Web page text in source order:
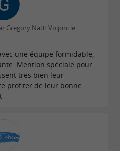
Gregory Nath Volpini le
une équipe formidable,
Mention spéciale pour
tres bien leur
profiter de leur bonne